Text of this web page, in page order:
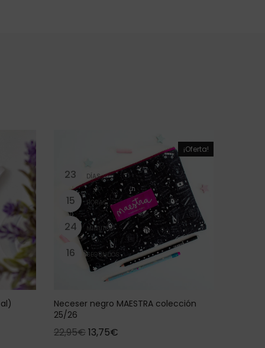
¡Oferta!
23 DÍAS
15 HORAS
24 MINUTOS
15 SEGUNDOS
Neceser negro MAESTRA colección
25/26
22,95€13,75€